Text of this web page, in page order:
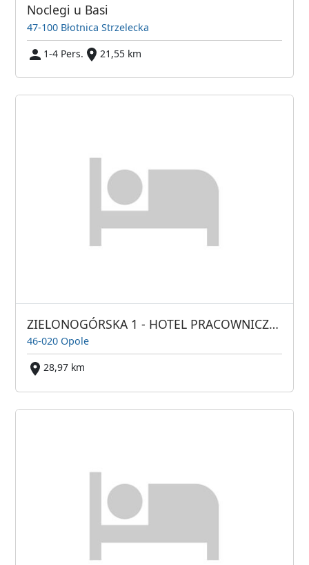
Noclegi u Basi
47-100 Błotnica Strzelecka
1-4 Pers.
21,55 km
ZIELONOGÓRSKA 1 - HOTEL PRACOWNICZY / KWATERY PRACOWNICZE / NAJEM DŁUGOTERMINOWY
46-020 Opole
28,97 km